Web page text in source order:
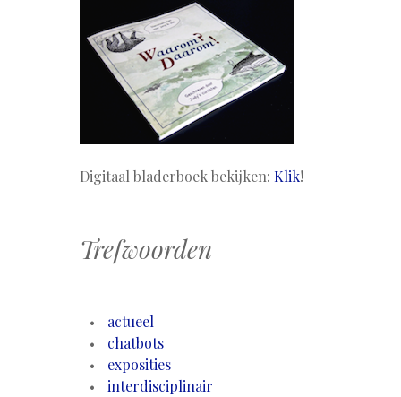
Digitaal bladerboek bekijken: Klik!
Trefwoorden
actueel
chatbots
exposities
interdisciplinair